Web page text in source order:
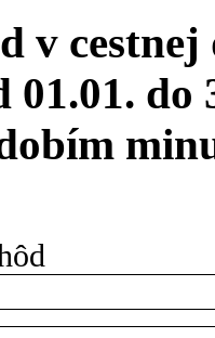
v cestnej
01.01. do